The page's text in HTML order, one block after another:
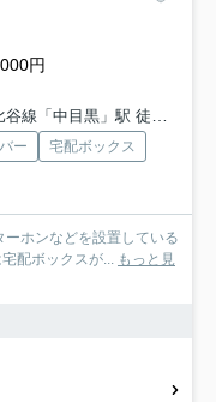
円
谷線「中目黒」駅 徒歩8分
ー
宅配ボックス
ホンなどを設置している
配ボックスが... もっと見